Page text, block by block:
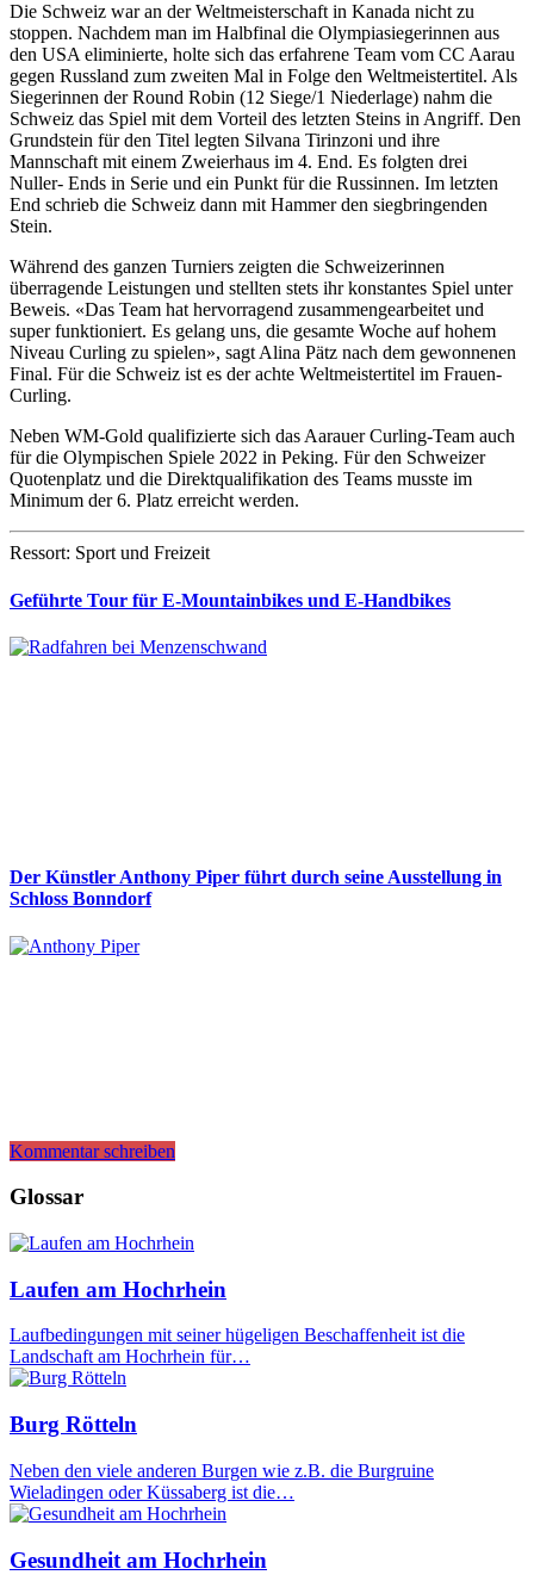
Die Schweiz war an der Weltmeisterschaft in Kanada nicht zu
stoppen. Nachdem man im Halbfinal die Olympiasiegerinnen aus
den USA eliminierte, holte sich das erfahrene Team vom CC Aarau
gegen Russland zum zweiten Mal in Folge den Weltmeistertitel. Als
Siegerinnen der Round Robin (12 Siege/1 Niederlage) nahm die
Schweiz das Spiel mit dem Vorteil des letzten Steins in Angriff. Den
Grundstein für den Titel legten Silvana Tirinzoni und ihre
Mannschaft mit einem Zweierhaus im 4. End. Es folgten drei
Nuller- Ends in Serie und ein Punkt für die Russinnen. Im letzten
End schrieb die Schweiz dann mit Hammer den siegbringenden
Stein.
Während des ganzen Turniers zeigten die Schweizerinnen
überragende Leistungen und stellten stets ihr konstantes Spiel unter
Beweis. «Das Team hat hervorragend zusammengearbeitet und
super funktioniert. Es gelang uns, die gesamte Woche auf hohem
Niveau Curling zu spielen», sagt Alina Pätz nach dem gewonnenen
Final. Für die Schweiz ist es der achte Weltmeistertitel im Frauen-
Curling.
Neben WM-Gold qualifizierte sich das Aarauer Curling-Team auch
für die Olympischen Spiele 2022 in Peking. Für den Schweizer
Quotenplatz und die Direktqualifikation des Teams musste im
Minimum der 6. Platz erreicht werden.
Ressort: Sport und Freizeit
Geführte Tour für E-Mountainbikes und E-Handbikes
Der Künstler Anthony Piper führt durch seine Ausstellung in
Schloss Bonndorf
Kommentar schreiben
Glossar
Laufen am Hochrhein
Laufbedingungen mit seiner hügeligen Beschaffenheit ist die
Landschaft am Hochrhein für…
Burg Rötteln
Neben den viele anderen Burgen wie z.B. die Burgruine
Wieladingen oder Küssaberg ist die…
Gesundheit am Hochrhein